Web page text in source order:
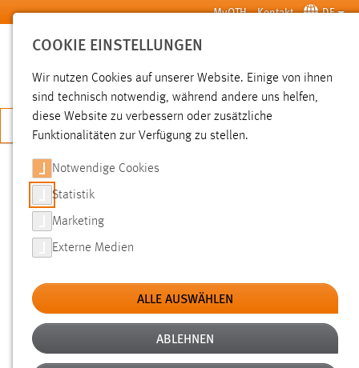
Zum Hauptinhalt springen MyOTH Kontakt DE
SUCHE
JETZT BEWERBEN
SUCHE
FILTER
Typ
Erstellungsdatum
COOKIE EINSTELLUNGEN
Wir nutzen Cookies auf unserer Website. Einige von ihnen
sind technisch notwendig, während andere uns helfen,
diese Website zu verbessern oder zusätzliche
Funktionalitäten zur Verfügung zu stellen.
Notwendige Cookies
Statistik
Marketing
Externe Medien
ALLE AUSWÄHLEN
ABLEHNEN